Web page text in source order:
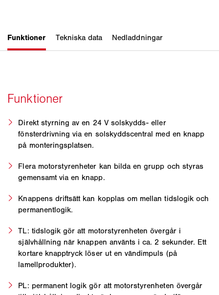
Direkt styrning av en 24 V solskydds- eller
fönsterdrivning via en solskyddscentral med en knapp
på monteringsplatsen.
Flera motorstyrenheter kan bilda en grupp och styras
gemensamt via en knapp.
Knappens driftsätt kan kopplas om mellan tidslogik och
permanentlogik.
TL: tidslogik gör att motorstyrenheten övergår i
självhållning när knappen använts i ca. 2 sekunder. Ett
kortare knapptryck löser ut en vändimpuls (på
lamellprodukter).
PL: permanent logik gör att motorstyrenheten övergår